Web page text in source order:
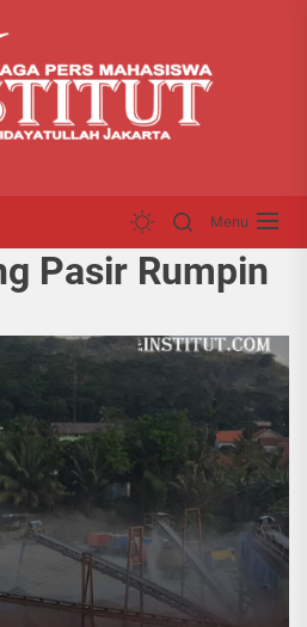
Menu
Pasir Rumpin